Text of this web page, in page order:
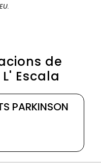
de
Escala
PARKINSON